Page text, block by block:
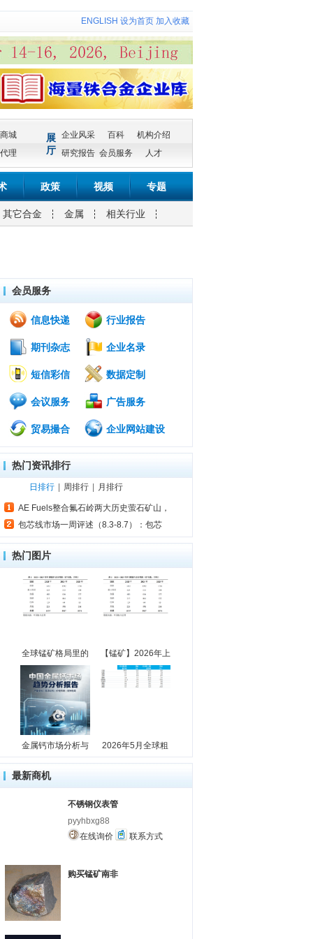
ENGLISH 设为首页 加入收藏
城
理
展
厅
企业风采 百科
机构介绍
研究报告 会员服务 人才
政策 视频 专题
其它合金 金属 相关行业
会员服务
信息快递 行业报告
期刊杂志 企业名录
短信彩信 数据定制
会议服务 广告服务
贸易撮合 企业网站建设
热门资讯排行
日排行 周排行 月排行
AE Fuels整合氟石岭两大历史萤石矿山，
包芯线市场一周评述（8.3-8.7）：包芯
热门图片
全球锰矿格局里的 【锰矿】2026年上
金属钙市场分析与 2026年5月全球粗
最新商机
不锈钢仪表管
pyyhbxg88
在线询价
联系方式
购买锰矿南非